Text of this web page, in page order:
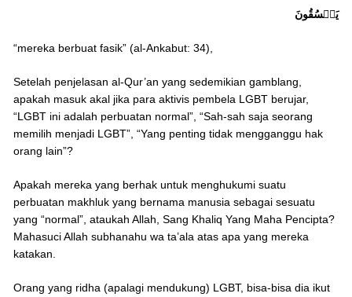
يَفۡسُقُونَ
“mereka berbuat fasik” (al-Ankabut: 34),
Setelah penjelasan al-Qur’an yang sedemikian gamblang,
apakah masuk akal jika para aktivis pembela LGBT berujar,
“LGBT ini adalah perbuatan normal”, “Sah-sah saja seorang
memilih menjadi LGBT”, “Yang penting tidak mengganggu hak
orang lain”?
Apakah mereka yang berhak untuk menghukumi suatu
perbuatan makhluk yang bernama manusia sebagai sesuatu
yang “normal”, ataukah Allah, Sang Khaliq Yang Maha Pencipta?
Mahasuci Allah subhanahu wa ta’ala atas apa yang mereka
katakan.
Orang yang ridha (apalagi mendukung) LGBT, bisa-bisa dia ikut